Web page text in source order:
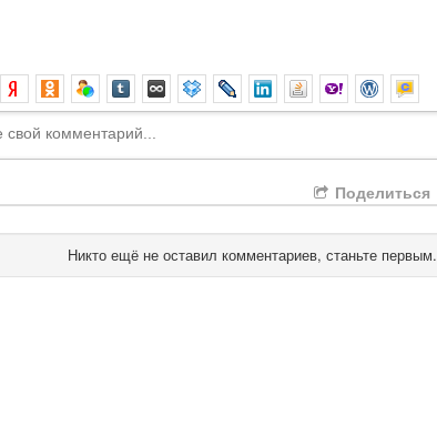
Поделиться
Никто ещё не оставил комментариев, станьте первым.